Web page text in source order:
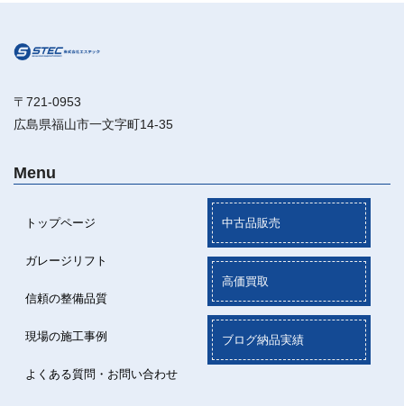
〒721-0953
広島県福山市一文字町14-35
Menu
トップページ
ガレージリフト
信頼の整備品質
現場の施工事例
よくある質問・お問い合わせ
中古品販売
高価買取
ブログ納品実績